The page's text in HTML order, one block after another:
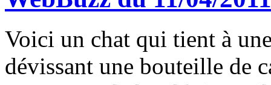
Voici un chat qui tient à
dévissant une bouteille de